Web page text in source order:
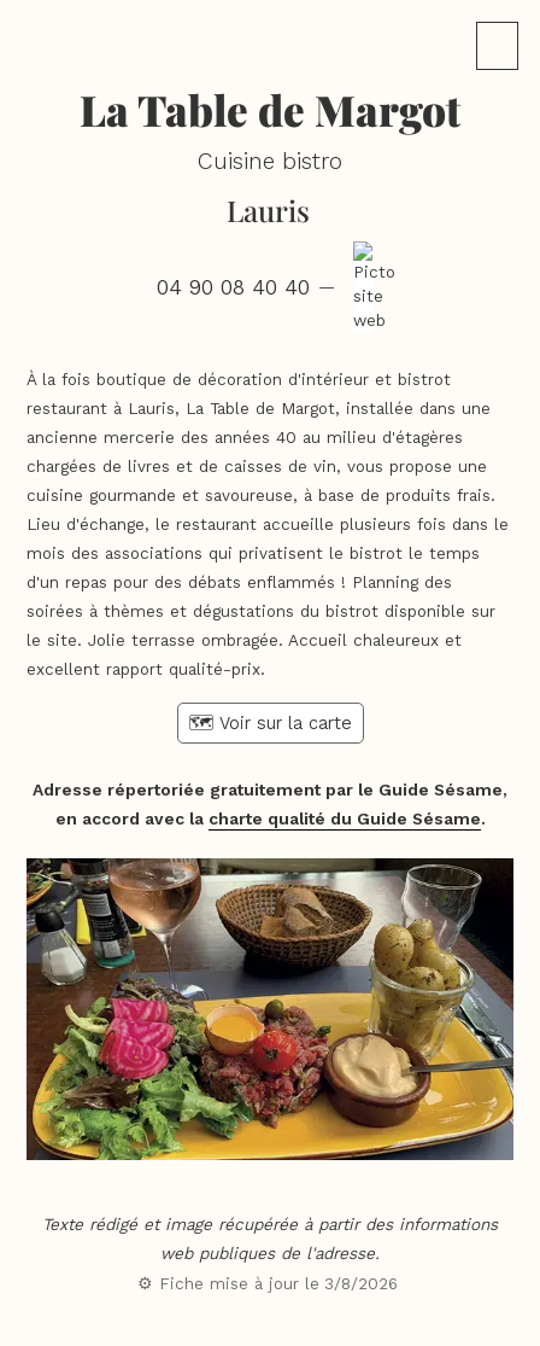
La Table de Margot
Cuisine bistro
Lauris
04 90 08 40 40 —
À la fois boutique de décoration d'intérieur et bistrot
restaurant à Lauris, La Table de Margot, installée dans une
ancienne mercerie des années 40 au milieu d'étagères
chargées de livres et de caisses de vin, vous propose une
cuisine gourmande et savoureuse, à base de produits frais.
Lieu d'échange, le restaurant accueille plusieurs fois dans le
mois des associations qui privatisent le bistrot le temps
d'un repas pour des débats enflammés ! Planning des
soirées à thèmes et dégustations du bistrot disponible sur
le site. Jolie terrasse ombragée. Accueil chaleureux et
excellent rapport qualité-prix.
🗺️ Voir sur la carte
Adresse répertoriée gratuitement par le Guide Sésame,
en accord avec la charte qualité du Guide Sésame.
Texte rédigé et image récupérée à partir des informations
web publiques de l'adresse.
⚙️ Fiche mise à jour le 3/8/2026